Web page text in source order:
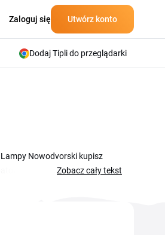
Zaloguj się Utwórz konto
Dodaj Tipli do przeglądarki
Nowodvorski kupisz
masz do wyboru w tym
zostanie
Zobacz cały tekst